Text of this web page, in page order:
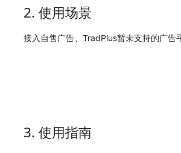
2. 使用场景
接入自售广告、TradPlus暂未支持的广告
3. 使用指南